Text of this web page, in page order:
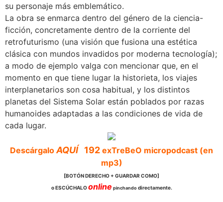
su personaje más emblemático.
La obra se enmarca dentro del género de la ciencia-
ficción, concretamente dentro de la corriente del
retrofuturismo (una visión que fusiona una estética
clásica con mundos invadidos por moderna tecnología);
a modo de ejemplo valga con mencionar que, en el
momento en que tiene lugar la historieta, los viajes
interplanetarios son cosa habitual, y los distintos
planetas del Sistema Solar están poblados por razas
humanoides adaptadas a las condiciones de vida de
cada lugar.
DescárgaloAQUÍ 192 exTreBeO micropodcast (en
mp3)
[BOTÓN DERECHO + GUARDAR COMO]
o ESCÚCHALOonline pinchando directamente.